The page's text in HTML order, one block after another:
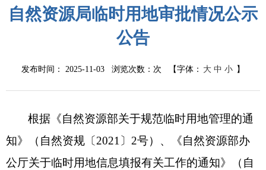
自然资源局临时用地审批情况公示
公告
发布时间： 2025-11-03 浏览次数： 次 【字体： 大 中 小 】
根据《自然资源部关于规范临时用地管理的通
知》（自然资规〔 2021〕2号）、《自然资源部办
公厅关于临时用地信息填报有关工作的通知》（自